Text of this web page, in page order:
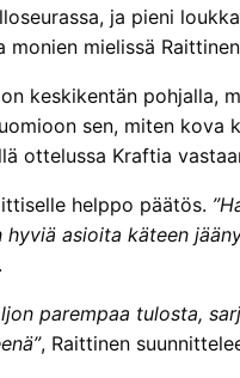
ja pieni
monien mielissä
keskikentän pohjalla,
sen, miten kova
ottelussa Kraftia
helppo päätös.
hyviä asioita käteen
parempaa tulosta,
, Raittinen